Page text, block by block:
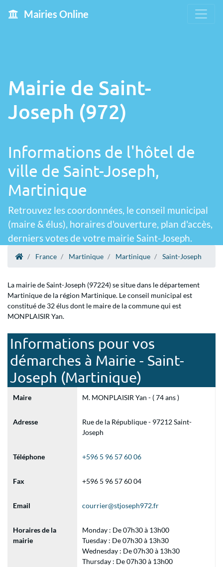
Mairies Online
Mairie de Saint-
Joseph (972)
Informations de l'hôtel de
ville de Saint-Joseph,
Martinique
Retrouvez les coordonnées, le conseil municipal
(maire & élus), horaires d'ouverture, plan d'accès,
derniers votes de votre mairie Saint-Joseph.
France Martinique Martinique Saint-Joseph
La mairie de Saint-Joseph (97224) se situe dans le département
Martinique de la région Martinique. Le conseil municipal est
constitué de 32 élus dont le maire de la commune qui est
MONPLAISIR Yan.
Informations pour vos
démarches à Mairie - Saint-
Joseph (Martinique)
Maire M. MONPLAISIR Yan - ( 74 ans )
Adresse
Rue de la République - 97212 Saint-
Joseph
Téléphone +596 5 96 57 60 06
Fax +596 5 96 57 60 04
Email courrier@stjoseph972.fr
Horaires de la
mairie
Monday : De 07h30 à 13h00
Tuesday : De 07h30 à 13h30
Wednesday : De 07h30 à 13h30
Thursday : De 07h30 à 13h00